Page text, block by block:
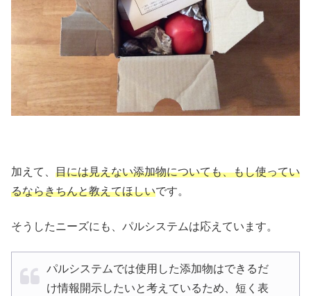
加えて、 目には見えない添加物についても、もし使ってい
るならきちんと教えてほしいです。
そうしたニーズにも、パルシステムは応えています。
パルシステムでは使用した添加物はできるだ
け情報開示したいと考えているため、短く表